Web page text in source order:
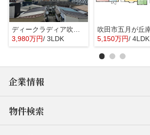
3,980万円/ 3LDK
5,150万円/ 4LDK
企業情報
物件検索